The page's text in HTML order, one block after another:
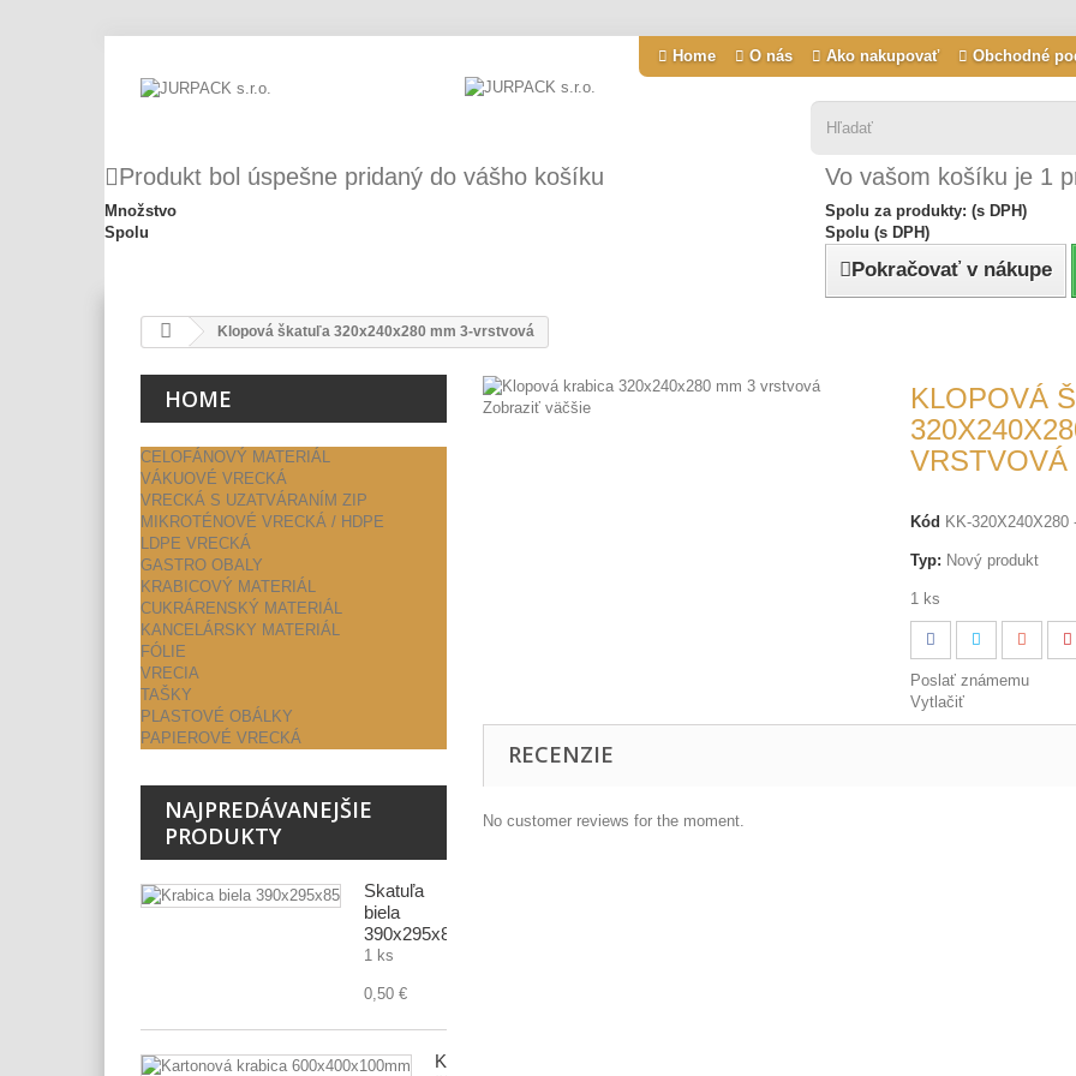
Home O nás Ako nakupovať Obchodné
Produkt bol úspešne pridaný do vášho košíku
Množstvo
Spolu
Vo vašom košíku je 1
Spolu za produkty: (s DPH)
Spolu (s DPH)
Pokračovať v nákupe
Klopová škatuľa 320x240x280 mm 3-vrstvová
HOME
CELOFÁNOVÝ MATERIÁL
VÁKUOVÉ VRECKÁ
VRECKÁ S UZATVÁRANÍM ZIP
MIKROTÉNOVÉ VRECKÁ / HDPE
LDPE VRECKÁ
GASTRO OBALY
KRABICOVÝ MATERIÁL
CUKRÁRENSKÝ MATERIÁL
KANCELÁRSKY MATERIÁL
FÓLIE
VRECIA
TAŠKY
PLASTOVÉ OBÁLKY
PAPIEROVÉ VRECKÁ
NAJPREDÁVANEJŠIE
PRODUKTY
Škatuľa
biela
390x295x85
1 ks
0,50 €
Kartónová
Zobraziť väčšie
KLOPOVÁ
VRSTVOVÁ
Kód KK-320X240X280
Typ: Nový produkt
1 ks
Poslať známemu
Vytlačiť
RECENZIE
No customer reviews for the moment.